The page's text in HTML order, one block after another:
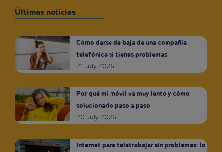
Últimas noticias
Cómo darse de baja de una compañía
telefónica si tienes problemas
21 July 2026
Por qué mi móvil va muy lento y cómo
solucionarlo paso a paso
20 July 2026
Internet para teletrabajar sin problemas: lo